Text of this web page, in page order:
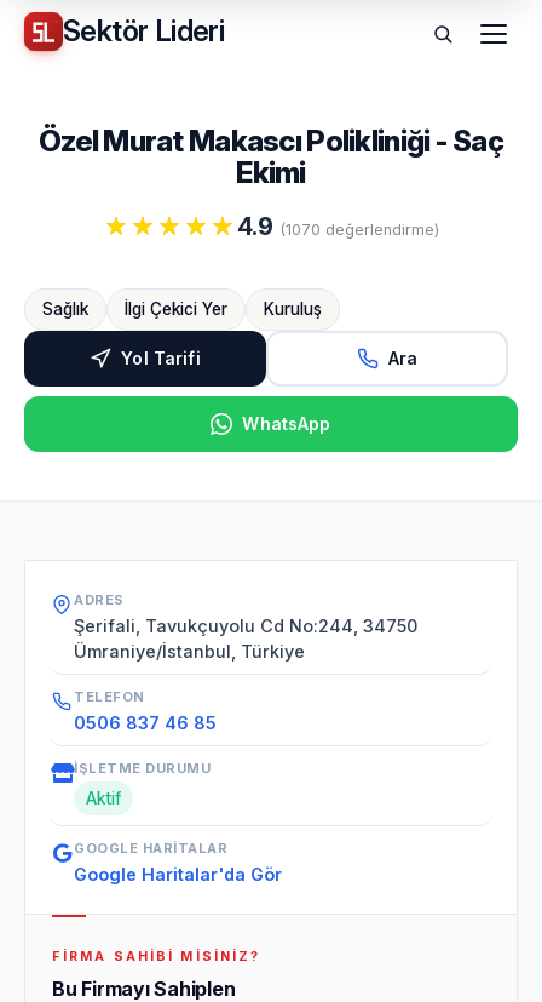
Sektör Lideri Menü
Özel Murat Makascı Polikliniği - Saç
Ekimi
4.9 (1070 değerlendirme)
Sağlık İlgi Çekici Yer Kuruluş
Yol Tarifi Ara
WhatsApp
ADRES
Şerifali, Tavukçuyolu Cd No:244, 34750
Ümraniye/İstanbul, Türkiye
TELEFON
0506 837 46 85
İŞLETME DURUMU
Aktif
GOOGLE HARITALAR
Google Haritalar'da Gör
FIRMA SAHIBI MISINIZ?
Bu Firmayı Sahiplen